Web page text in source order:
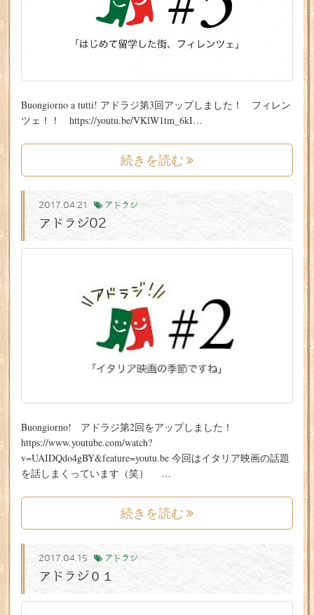
Buongiorno a tutti! アドラジ第3回アップしました！ フィレン
ツェ！！ https://youtu.be/VKlW1tm_6kI…
続きを読む
2017.04.21 アドラジ
アドラジ02
Buongiorno! アドラジ第2回をアップしました！
https://www.youtube.com/watch?
v=UAIDQdo4gBY&feature=youtu.be 今回はイタリア映画の話題
を話しまくっています（笑） …
続きを読む
2017.04.15 アドラジ
アドラジ０１